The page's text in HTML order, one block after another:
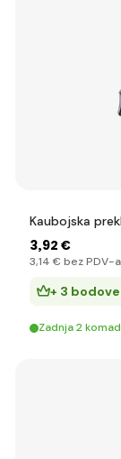
Kaubojska
3,92 €
3,14 € bez PDV-a
+ 3 bodove
Zadnja 2